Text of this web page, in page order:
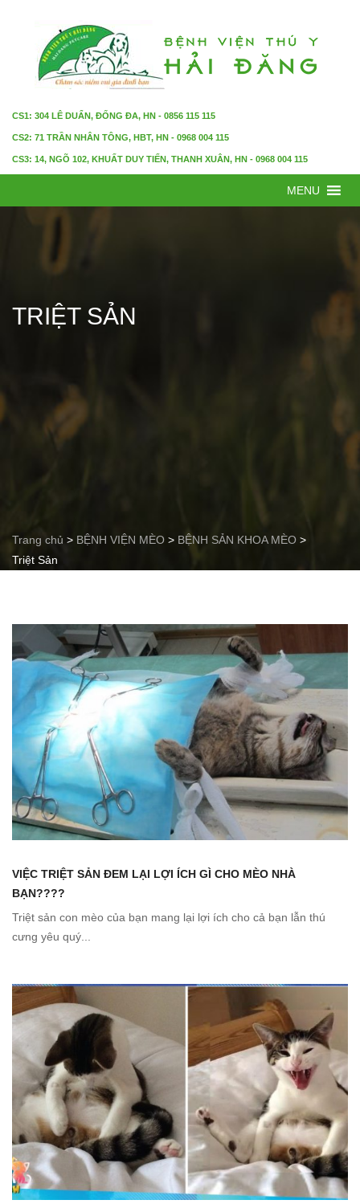
CS1: 304 LÊ DUẨN, ĐỐNG ĐA, HN - 0856 115 115
CS2: 71 TRẦN NHÂN TÔNG, HBT, HN - 0968 004 115
CS3: 14, NGÕ 102, KHUẤT DUY TIẾN, THANH XUÂN, HN - 0968 004 115
MENU
TRIỆT SẢN
Trang chủ > BỆNH VIỆN MÈO > BỆNH SẢN KHOA MÈO >
Triệt Sản
VIỆC TRIỆT SẢN ĐEM LẠI LỢI ÍCH GÌ CHO MÈO NHÀ
BẠN????
Triệt sản con mèo của bạn mang lại lợi ích cho cả bạn lẫn thú
cưng yêu quý...